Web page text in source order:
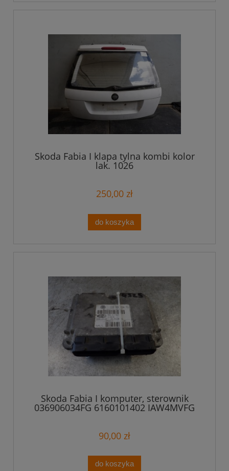
Skoda Fabia I klapa tylna kombi kolor
lak. 1026
250,00 zł
do koszyka
Skoda Fabia I komputer, sterownik
036906034FG 6160101402 IAW4MVFG
90,00 zł
do koszyka